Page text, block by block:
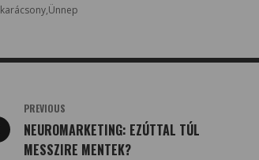
karácsony Ünnep
PREVIOUS
NEUROMARKETING: EZÚTTAL TÚL
MESSZIRE MENTEK?